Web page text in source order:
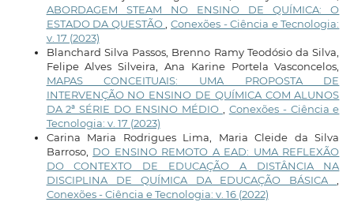
ABORDAGEM STEAM NO ENSINO DE QUÍMICA: O
ESTADO DA QUESTÃO, Conexões - Ciência e Tecnologia:
v. 17 (2023)
Blanchard Silva Passos, Brenno Ramy Teodósio da Silva,
Felipe Alves Silveira, Ana Karine Portela Vasconcelos,
MAPAS CONCEITUAIS: UMA PROPOSTA DE
INTERVENÇÃO NO ENSINO DE QUÍMICA COM ALUNOS
DA 2ª SÉRIE DO ENSINO MÉDIO , Conexões - Ciência e
Tecnologia: v. 17 (2023)
Carina Maria Rodrigues Lima, Maria Cleide da Silva
Barroso, DO ENSINO REMOTO A EAD: UMA REFLEXÃO
DO CONTEXTO DE EDUCAÇÃO A DISTÂNCIA NA
DISCIPLINA DE QUÍMICA DA EDUCAÇÃO BÁSICA,
Conexões - Ciência e Tecnologia: v. 16 (2022)